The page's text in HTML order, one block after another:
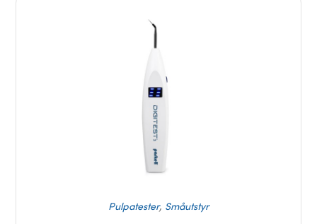
Pulpatester, Småutstyr